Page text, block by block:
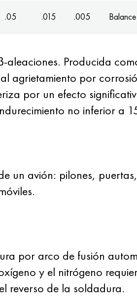
.05 .015 .005 Balance
Producida
agrietamiento por
por un efecto
no inferior a
un avión: pilones,
por arco de fusión
y el nitrógeno
reverso de la soldadura.